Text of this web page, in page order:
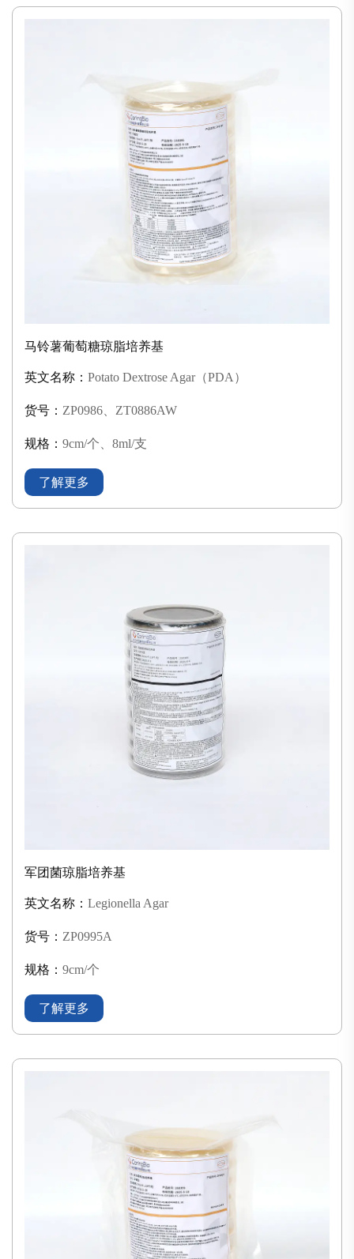
马铃薯葡萄糖琼脂培养基
英文名称： Potato Dextrose Agar（PDA）
货号： ZP0986、ZT0886AW
规格： 9cm/个、8ml/支
了解更多
军团菌琼脂培养基
英文名称： Legionella Agar
货号： ZP0995A
规格： 9cm/个
了解更多